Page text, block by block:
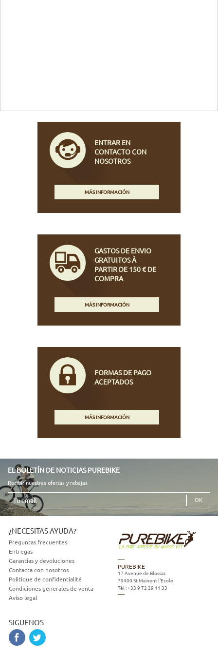
ENTRAR EN
CONTACTO CON
NOSOTROS
MÁS INFORMACIÓN
GASTOS DE ENVIO
GRATUITOS À
PARTIR DE 150 € DE
COMPRA
MÁS INFORMACIÓN
FORMAS DE PAGO
ACEPTADOS
MÁS INFORMACIÓN
EL BOLETÍN DE NOTICIAS PUREBIKE
Recibir nuestras ofertas y rebajas
Tu
email
¿NECESITAS AYUDA?
Preguntas frecuentes
Entregas
Garantias y devoluciones
Contacta con nosotros
Politique de confidentialité
Condiciones generales de venta
Aviso legal
SIGUENOS
PUREBIKE
17 Avenue de Blossac
79400 St Maixent l'Ecole
Tél :+33 9 72 29 11 33